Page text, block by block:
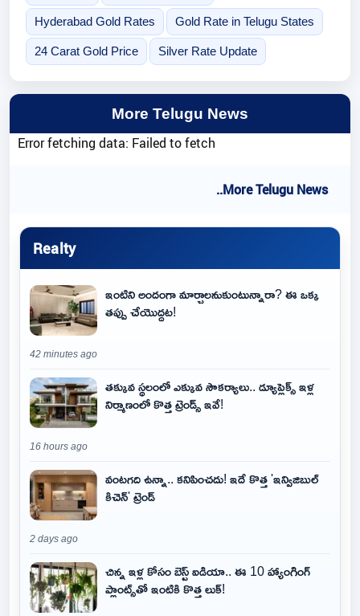
Hyderabad Gold Rates Gold Rate in Telugu States
24 Carat Gold Price Silver Rate Update
More Telugu News
Error fetching data: Failed to fetch
..More Telugu News
Realty
ఇంటిని అందంగా మార్చాలనుకుంటున్నారా? ఈ ఒక్క
తప్పు చేయొద్దట!
42 minutes ago
తక్కువ స్థలంలో ఎక్కువ సౌకర్యాలు.. డ్యూప్లెక్స్ ఇళ్ల
నిర్మాణంలో కొత్త ట్రెండ్స్ ఇవే!
16 hours ago
వంటగది ఉన్నా.. కనిపించదు! ఇదే కొత్త 'ఇన్విజిబుల్
కిచెన్' ట్రెండ్
2 days ago
చిన్న ఇళ్ల కోసం బెస్ట్ ఐడియా.. ఈ 10 హ్యాంగింగ్
ప్లాంట్స్‌తో ఇంటికి కొత్త లుక్!